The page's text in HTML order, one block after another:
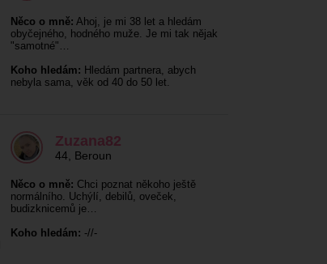
Něco o mně: Ahoj, je mi 38 let a hledám
obyčejného, hodného muže. Je mi tak nějak
"samotné"…
Koho hledám: Hledám partnera, abych
nebyla sama, věk od 40 do 50 let.
Zuzana82
44 Beroun
Něco o mně: Chci poznat někoho ještě
normálního. Uchýlí, debilů, oveček,
budizknicemů je…
Koho hledám: -//-